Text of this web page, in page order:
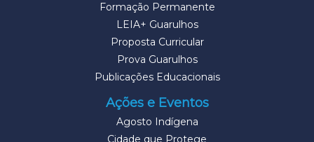
Formação Permanente
LEIA+ Guarulhos
Proposta Curricular
Prova Guarulhos
Publicações Educacionais
Ações e Eventos
Agosto Indígena